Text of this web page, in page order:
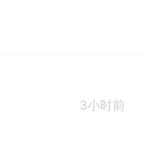
3小时前